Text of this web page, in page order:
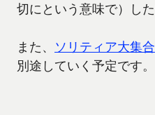
切にという意味で）し
また、 ソリティア大集合
別途していく予定です。